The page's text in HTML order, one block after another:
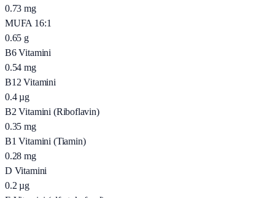
0.73 mg
MUFA 16:1
0.65 g
B6 Vitamini
0.54 mg
B12 Vitamini
0.4 µg
B2 Vitamini (Riboflavin)
0.35 mg
B1 Vitamini (Tiamin)
0.28 mg
D Vitamini
0.2 µg